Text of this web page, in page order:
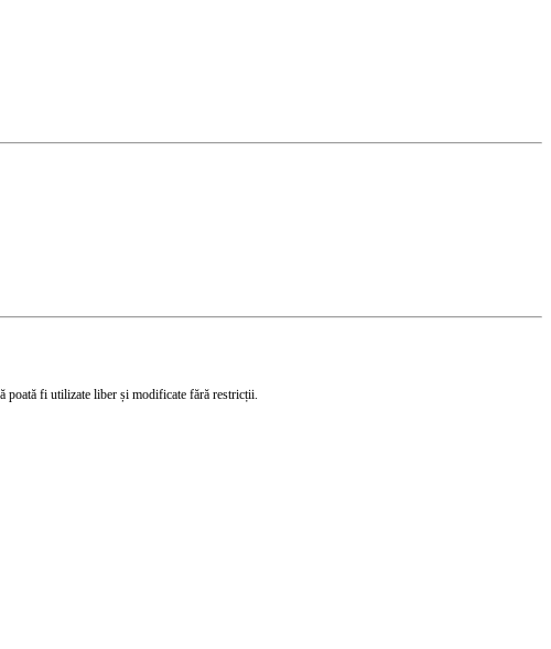
poată fi utilizate liber și modificate fără restricții.